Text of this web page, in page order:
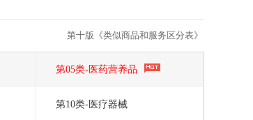
第十版《类似商品和服务区分表》
第05类-医药营养品
第10类-医疗器械